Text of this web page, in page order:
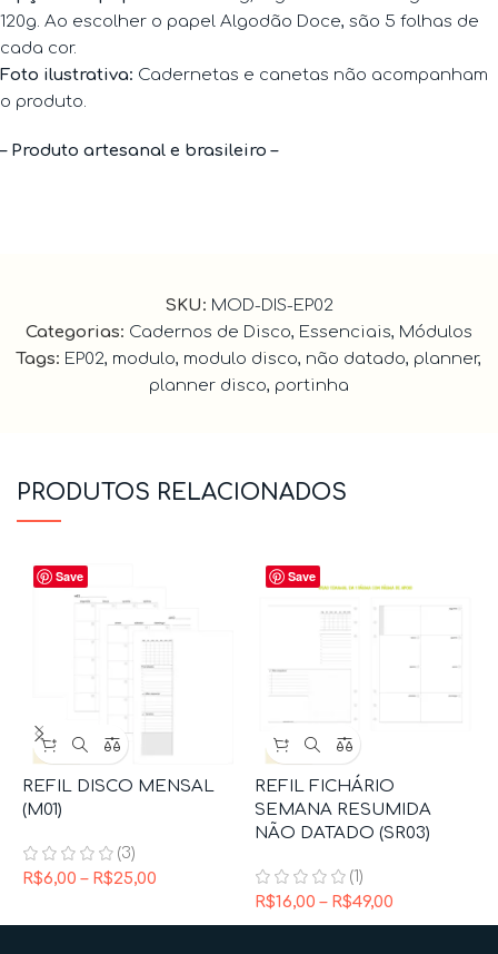
120g. Ao escolher o papel Algodão Doce, são 5 folhas de
cada cor.
Foto ilustrativa: Cadernetas e canetas não acompanham
o produto.
– Produto artesanal e brasileiro –
SKU: MOD-DIS-EP02
Categorias: Cadernos de Disco, Essenciais, Módulos
Tags: EP02, modulo, modulo disco, não datado, planner,
planner disco, portinha
PRODUTOS RELACIONADOS
Save
REFIL DISCO MENSAL
(M01)
(3)
R$6,00 – R$25,00
Save
REFIL FICHÁRIO
SEMANA RESUMIDA
NÃO DATADO (SR03)
(1)
R$16,00 – R$49,00